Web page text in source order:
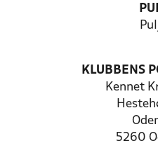
KLUBBENS
Kennet
5260